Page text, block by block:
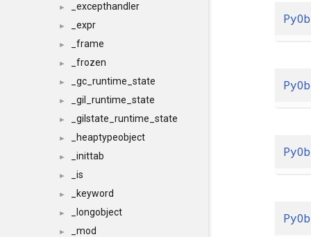
► _excepthandler
► _expr
► _frame
► _frozen
► _gc_runtime_state
► _gil_runtime_state
► _gilstate_runtime_state
► _heaptypeobject
► _inittab
► _is
► _keyword
► _longobject
► _mod